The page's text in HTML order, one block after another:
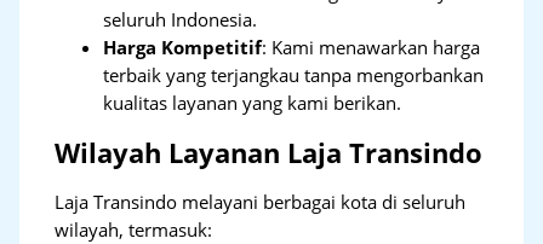
seluruh Indonesia.
Harga Kompetitif: Kami menawarkan harga
terbaik yang terjangkau tanpa mengorbankan
kualitas layanan yang kami berikan.
Wilayah Layanan Laja Transindo
Laja Transindo melayani berbagai kota di seluruh
wilayah, termasuk: